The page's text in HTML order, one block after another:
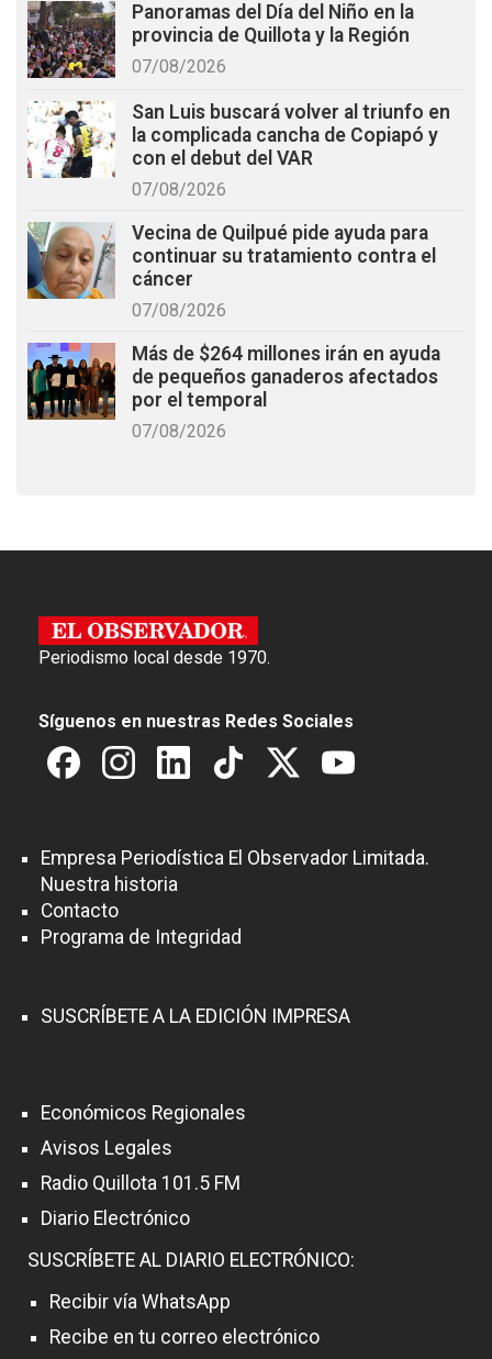
Panoramas del Día del Niño en la
provincia de Quillota y la Región
07/08/2026
San Luis buscará volver al triunfo en
la complicada cancha de Copiapó y
con el debut del VAR
07/08/2026
Vecina de Quilpué pide ayuda para
continuar su tratamiento contra el
cáncer
07/08/2026
Más de $264 millones irán en ayuda
de pequeños ganaderos afectados
por el temporal
07/08/2026
Periodismo local desde 1970.
Síguenos en nuestras Redes Sociales
Empresa Periodística El Observador Limitada.
Nuestra historia
Contacto
Programa de Integridad
SUSCRÍBETE A LA EDICIÓN IMPRESA
Económicos Regionales
Avisos Legales
Radio Quillota 101.5 FM
Diario Electrónico
SUSCRÍBETE AL DIARIO ELECTRÓNICO:
Recibir vía WhatsApp
Recibe en tu correo electrónico